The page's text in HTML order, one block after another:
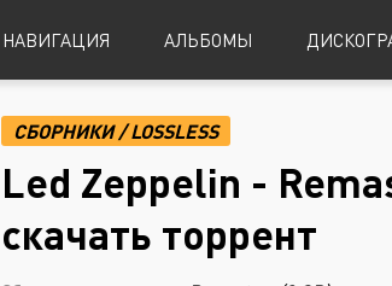
НАВИГАЦИЯ
Alternative Rock
Indie Rock
АЛЬБОМЫ
СБОРНИКИ/LOSSLESS
Led Zeppelin -
скачать торрент